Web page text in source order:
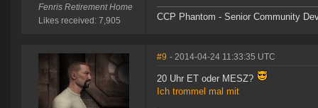
Fenris Retirement Home
Likes received: 7,905
CCP Phantom - Senior Community
#9 - 2014-04-24 11:33:35 UTC
20 Uhr ET oder MESZ?
Ich trommel mal mit